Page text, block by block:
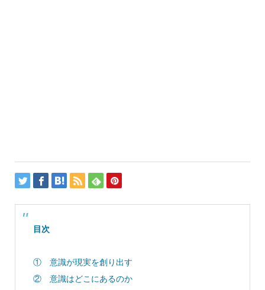
目次
① 意識が現実を創り出す
② 意識はどこにあるのか